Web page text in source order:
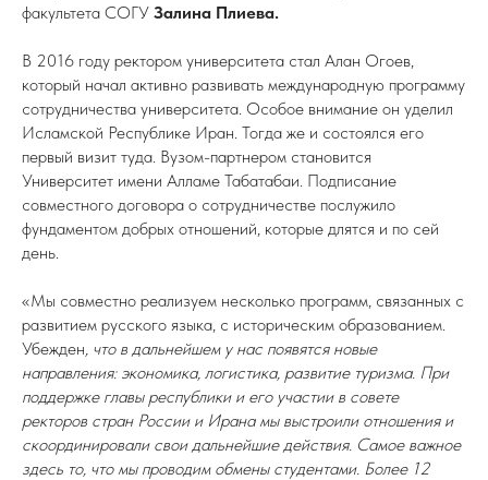
факультета СОГУ Залина Плиева.
В 2016 году ректором университета стал Алан Огоев,
который начал активно развивать международную программу
сотрудничества университета. Особое внимание он уделил
Исламской Республике Иран. Тогда же и состоялся его
первый визит туда. Вузом-партнером становится
Университет имени Алламе Табатабаи. Подписание
совместного договора о сотрудничестве послужило
фундаментом добрых отношений, которые длятся и по сей
день.
«Мы совместно реализуем несколько программ, связанных с
развитием русского языка, с историческим образованием.
Убежден, что в дальнейшем у нас появятся новые
направления: экономика, логистика, развитие туризма. При
поддержке главы республики и его участии в совете
ректоров стран России и Ирана мы выстроили отношения и
скоординировали свои дальнейшие действия. Самое важное
здесь то, что мы проводим обмены студентами. Более 12